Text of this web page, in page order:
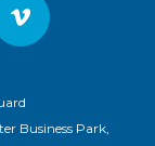
Business Park,